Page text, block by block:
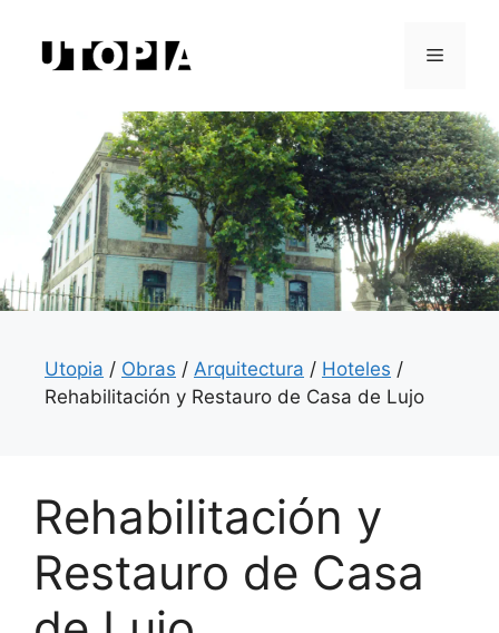
contenido
Menú
Utopia / Obras / Arquitectura / Hoteles /
Rehabilitación y Restauro de Casa de Lujo
Rehabilitación y
Restauro de Casa